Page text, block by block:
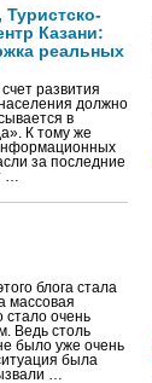
Казани:
реальных
развития
должно
в
К тому же
за последние
…
блога стала
массовая
стало очень
Ведь столь
было уже очень
была
…